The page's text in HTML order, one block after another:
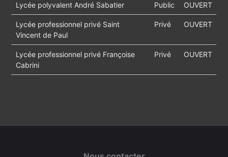
Lycée polyvalent André Sabatier Public OUVERT
Lycée professionnel privé Saint
Vincent de Paul
Privé OUVERT
Lycée professionnel privé Françoise
Cabrini
Privé OUVERT